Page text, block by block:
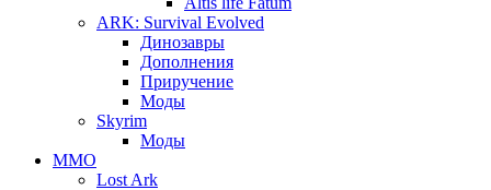
ARK: Survival Evolved
Динозавры
Дополнения
Приручение
Моды
Skyrim
Моды
ММО
Lost Ark